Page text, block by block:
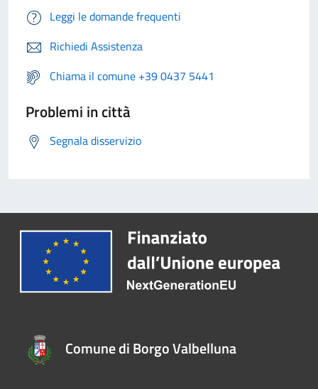
Leggi le domande frequenti
Richiedi Assistenza
Chiama il comune +39 0437 5441
Problemi in città
Segnala disservizio
Comune di Borgo Valbelluna